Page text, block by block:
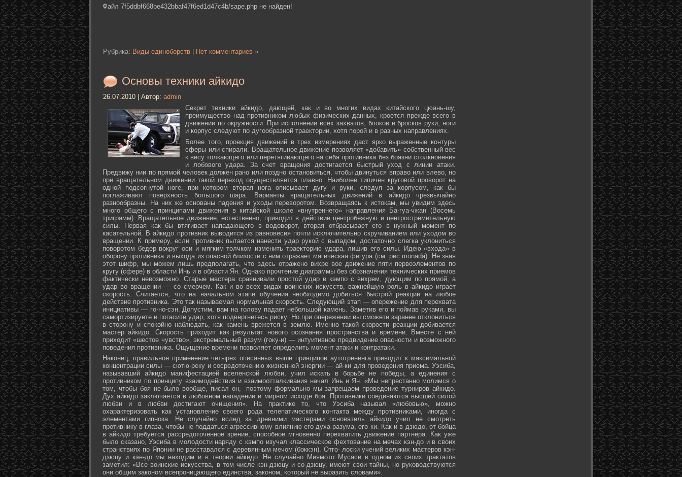
Файл 7f5ddbf668be432bbaf47f6ed1d47c4b/sape.php не найден!
Рубрика: Виды единоборств Нет комментариев »
Основы техники айкидо
26.07.2010 | Автор: admin
Секрет техники айкидо, дающей, как и во многих видах китайского цюань-шу,
преимущество над противником любых физических данных, кроется прежде всего в
движении по окружности. При исполнении всех захватов, блоков и бросков руки, ноги
и корпус следуют по дугообразной траектории, хотя порой и в разных направлениях.
Более того, проекция движений в трех измерениях даст ярко выраженные контуры
сферы или спирали. Вращательное движение позволяет «добавить» собственный вес
к весу толкающего или перетягивающего на себя противника без боязни столкновения
и лобового удара. За счет вращения достигается быстрый уход с линии атаки.
Предвижу нии по прямой человек должен рано или поздно остановиться, чтобы двинуться вправо или влево, но
при вращательном движении такой переход осуществляется плавно. Наиболее типичен круговой проворот на
одной подсогнутой ноге, при котором вторая нога описывает дугу и руки, следуя за корпусом, как бы
поглаживают поверхность большого шара. Варианты вращательных движений в айкидо чрезвычайно
разнообразны. На них же основаны падения и уходы переворотом. Возвращаясь к истокам, мы увидим здесь
много общего с принципами движения в китайской школе «внутреннего» направления Ба-гуа-чжан (Восемь
триграмм). Вращательное движение, естественно, приводит в действие центробежную и центростремительную
силы. Первая как бы втягивает нападающего в водоворот, вторая отбрасывает его в нужный момент по
касательной. В айкидо противник выводится из равновесия почти исключительно скручиванием или уходом во
вращении. К примеру, если противник пытается нанести удар рукой с выпадом, достаточно слегка уклониться
поворотом бедер вокруг оси и мягким толчком изменить траекторию удара, лишив его силы. Идею «входа» в
оборону противника и выхода из опасной близости с ним отражает магическая фигура (см. рис monada). Не зная
этот шифр, мы можем лишь предполагать, что здесь отражено вихре вое движение пяти первоэлементов по
кругу (сфере) в области Инь и в области Ян. Однако прочтение диаграммы без обозначения технических приемов
фактически невозможно. Старые мастера сравнивали простой удар в кэмпо с вихрем, дующим по прямой, а
удар во вращении — со смерчем. Как и во всех видах воинских искусств, важнейшую роль в айкидо играет
скорость. Считается, что на начальном этапе обучения необходимо добиться быстрой реакции на любое
действие противника. Это так называемая нормальная скорость. Следующий этап — опережение для перехвата
инициативы — го-но-сэн. Допустим, вам на голову падает небольшой камень. Заметив его и поймав руками, вы
самортизируете и погасите удар, хотя подвергнетесь риску. Но при опережении вы сможете заранее отклониться
в сторону и спокойно наблюдать, как камень врежется в землю. Именно такой скорости реакции добивается
мастер айкидо. Скорость приходит как результат нового осознания пространства и времени. Вместе с ней
приходит «шестое чувство», экстремальный разум (гоку-и) — интуитивное предвидение опасности и возможного
поведения противника. Ощущение времени позволяет определить момент атаки и контратаки.
Наконец, правильное применение четырех описанных выше принципов аутотренинга приводит к максимальной
концентрации силы — сютю-реку и сосредоточению жизненной энергии — ай-ки для проведения приема. Уэсиба,
называвший айкидо манифестацией вселенской любви, учил искать в борьбе не победы, а единения с
противником по принципу взаимодействия и взаимоотталкивания начал Инь и Ян. «Мы непрестанно молимся о
том, чтобы боя не было вообще, писал он,- поэтому формально мы запрещаем проведение турниров айкидо.
Дух айкидо заключается в любовном нападении и мирном исходе боя. Противники соединяются высшей силой
любви и в любви достигают очищения». На практике то, что Уэсиба называл «любовью», можно
охарактеризовать как установление своего рода телепатического контакта между противниками, иногда с
элементами гипноза. Не случайно вслед за древними мастерами основатель айкидо учил не смотреть
противнику в глаза, чтобы не поддаться агрессивному влиянию его духа-разума, его ки. Как и в дзюдо, от бойца
в айкидо требуется рассредоточенное зрение, способное мгновенно перехватить движение партнера. Как уже
было сказано, Уэсиба в молодости наряду с кэмпо изучал классическое фехтование на мечах кэн-до и в своих
странствиях по Японии не расставался с деревянным мечом (боккэн). Отго- лоски учений великих мастеров кэн-
дзюцу и кэн-до мы находим и в теории айкидо. Не случайно Миямото Мусаси в одном из своих трактатов
заметил: «Все воинские искусства, в том числе кэн-дзюцу и со-дзюцу, имеют свои тайны, но руководствуются
они общим законом всепроницающего единства, законом, который не выразить словами».